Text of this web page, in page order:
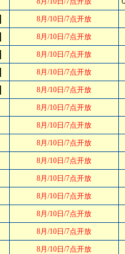
8月/10日/7点开放
8月/10日/7点开放
8月/10日/7点开放
8月/10日/7点开放
8月/10日/7点开放
8月/10日/7点开放
8月/10日/7点开放
8月/10日/7点开放
8月/10日/7点开放
8月/10日/7点开放
8月/10日/7点开放
8月/10日/7点开放
8月/10日/7点开放
8月/10日/7点开放